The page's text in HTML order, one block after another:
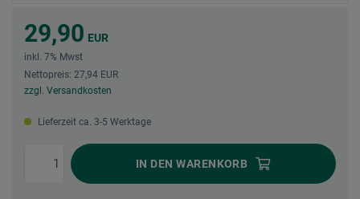
29,90 EUR
inkl. 7% Mwst
Nettopreis: 27,94 EUR
zzgl. Versandkosten
Lieferzeit ca. 3-5 Werktage
IN DEN WARENKORB